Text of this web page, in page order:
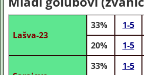
Lašva-23
33% 1-5
20%
1-5
33% 1-5